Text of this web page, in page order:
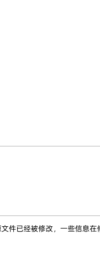
件已经被修改，一些信息